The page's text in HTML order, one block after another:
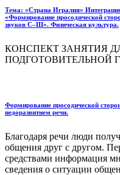
Тема: «Страна Игралия»
«Формирование просодической
звуков С–Ш». Физическая культура.
КОНСПЕКТ ЗАНЯТИЯ
ПОДГОТОВИТЕЛЬНОЙ
Формирование просодической
недоразвитием речи.
Благодаря речи люди
общения друг с другом.
средствами информация
сведения о ситуации